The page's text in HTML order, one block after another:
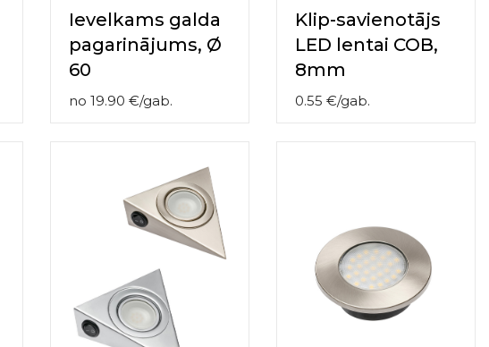
Ievelkams galda
pagarinājums, Ø
60
no 19.90 €/gab.
Klip-savienotājs
LED lentai COB,
8mm
0.55 €/gab.